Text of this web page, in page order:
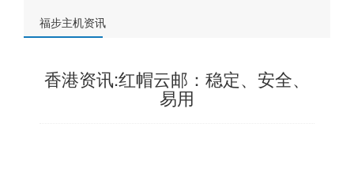
福步主机资讯
香港资讯:红帽云邮：稳定、安全、
易用